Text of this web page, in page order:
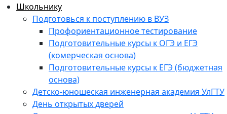
Школьнику
Подготовься к поступлению в ВУЗ
Профориентационное тестирование
Подготовительные курсы к ОГЭ и ЕГЭ
(комерческая основа)
Подготовительные курсы к ЕГЭ (бюджетная
основа)
Детско-юношеская инженерная академия УлГТУ
День открытых дверей